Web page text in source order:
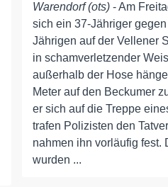
Warendorf (ots) - Am
sich ein 37-Jähriger
Jährigen auf der Vellener
in schamverletzender
außerhalb der Hose
Meter auf den Beckumer
er sich auf die Treppe
trafen Polizisten den
nahmen ihn vorläufig fest.
wurden ...